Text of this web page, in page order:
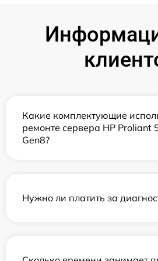
Какие комплектующие
ремонте сервера HP Proliant
Gen8?
Нужно ли платить за